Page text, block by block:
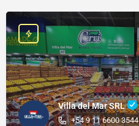
Villa del Mar SRL
+54 9 11 6600 3544